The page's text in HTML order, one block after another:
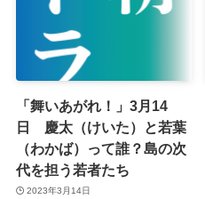
「舞いあがれ！」3月14
日 慶太（けいた）と若葉
（わかば）って誰？島の次
代を担う若者たち
2023年3月14日